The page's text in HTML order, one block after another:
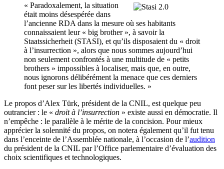
« Paradoxalement, la situation
était moins désespérée dans
l’ancienne RDA dans la mesure où ses habitants
connaissaient leur « big brother », à savoir la
Staatssicherheit (STASI), et qu’ils disposaient du « droit
à l’insurrection », alors que nous sommes aujourd’hui
non seulement confrontés à une multitude de « petits
brothers » impossibles à localiser, mais que, en outre,
nous ignorons délibérément la menace que ces derniers
font peser sur les libertés individuelles. »
Le propos d’Alex Türk, président de la CNIL, est quelque peu
outrancier : le « droit à l’insurrection » existe aussi en démocratie. Il
n’empêche : le parallèle à le mérite de la concision. Pour mieux
apprécier la solennité du propos, on notera également qu’il fut tenu
dans l’enceinte de l’Assemblée nationale, à l’occasion de l’audition
du président de la CNIL par l’Office parlementaire d’évaluation des
choix scientifiques et technologiques.